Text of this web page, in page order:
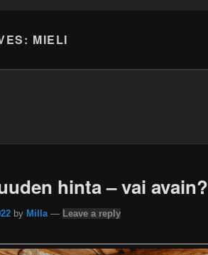
MIELI
hinta – vai avain?
by Milla — Leave a reply